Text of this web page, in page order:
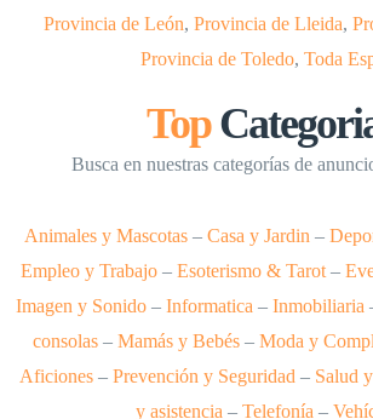
Provincia de León, Provincia de Lleida,
Provincia de Toledo, Toda
Top
Busca en nuestras categorías de
Animales y Mascotas – Casa y Jardin –
Empleo y Trabajo– Esoterismo & Tarot–
Imagen y Sonido– Informatica – Inmobiliaria
consolas – Mamás y Bebés – Moda y
Aficiones– Prevención y Seguridad – Salud
y asistencia – Telefonía –